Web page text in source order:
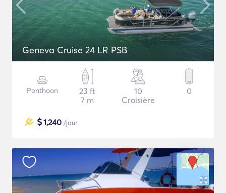
Geneva Cruise 24 LR PSB
Ponthoon
23 ft
7 m
10
Croisière
0
$1,240 /jour